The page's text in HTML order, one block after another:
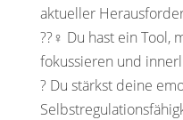
aktueller
??‍♀️ Du hast ein Tool,
fokussieren und
? Du stärkst deine